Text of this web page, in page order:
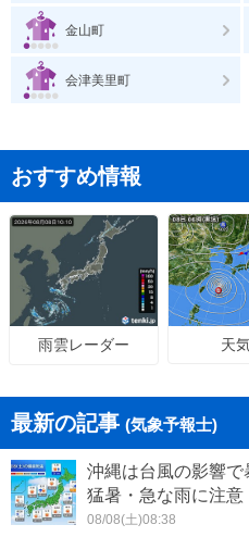
金山町
会津美里町
おすすめ情報
雨雲レーダー 天
最新の記事 (気象予報士)
沖縄は台風の影響
猛暑・急な雨に注
08/08(土)08:38